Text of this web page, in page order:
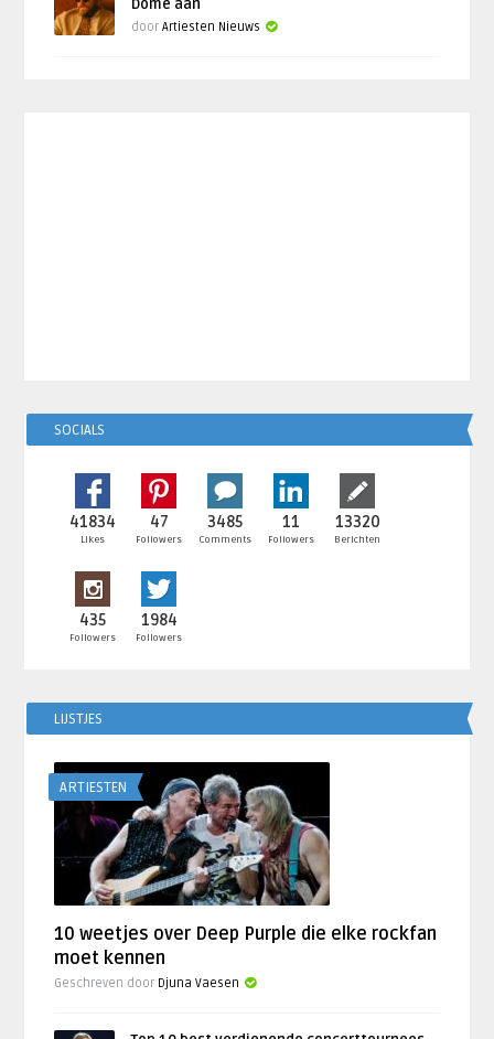
Dome aan
doorArtiesten Nieuws
SOCIALS
41834
Likes
47
Followers
3485
Comments
11
Followers
13320
Berichten
435
Followers
1984
Followers
LIJSTJES
ARTIESTEN
10 weetjes over Deep Purple die elke rockfan
moet kennen
Geschreven door Djuna Vaesen